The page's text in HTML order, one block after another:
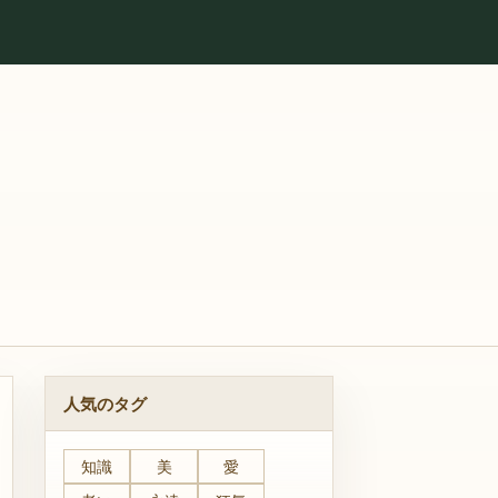
人気のタグ
知識 美
愛